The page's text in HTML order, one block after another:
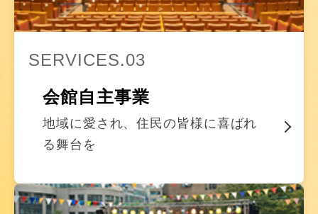
SERVICES.03
会館自主事業
地域に愛され、住民の皆様に喜ばれ
る舞台を